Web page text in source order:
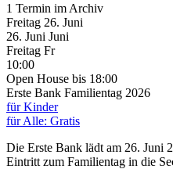
1 Termin im Archiv
Freitag 26. Juni
26. Juni Juni
Freitag Fr
10:00
Open House bis 18:00
Erste Bank Familientag 2026
für Kinder
für Alle: Gratis
Die Erste Bank lädt am 26. Juni
Eintritt zum Familientag in die